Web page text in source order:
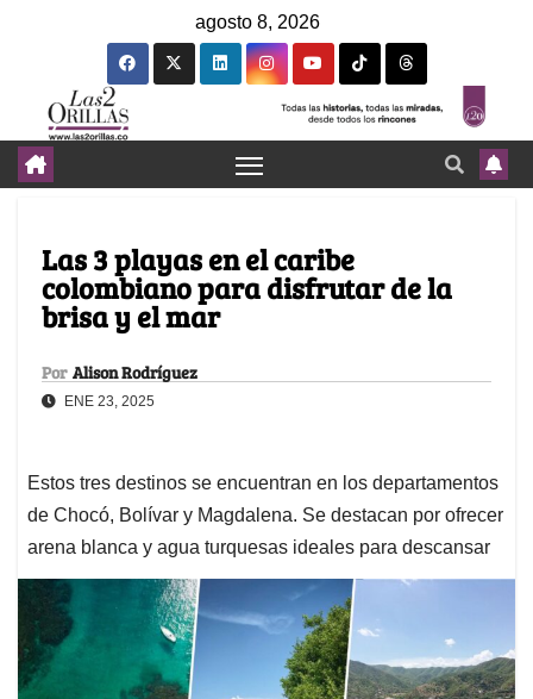
agosto 8, 2026
Las 3 playas en el caribe
colombiano para disfrutar de la
brisa y el mar
Por Alison Rodríguez
ENE 23, 2025
Estos tres destinos se encuentran en los departamentos
de Chocó, Bolívar y Magdalena. Se destacan por ofrecer
arena blanca y agua turquesas ideales para descansar